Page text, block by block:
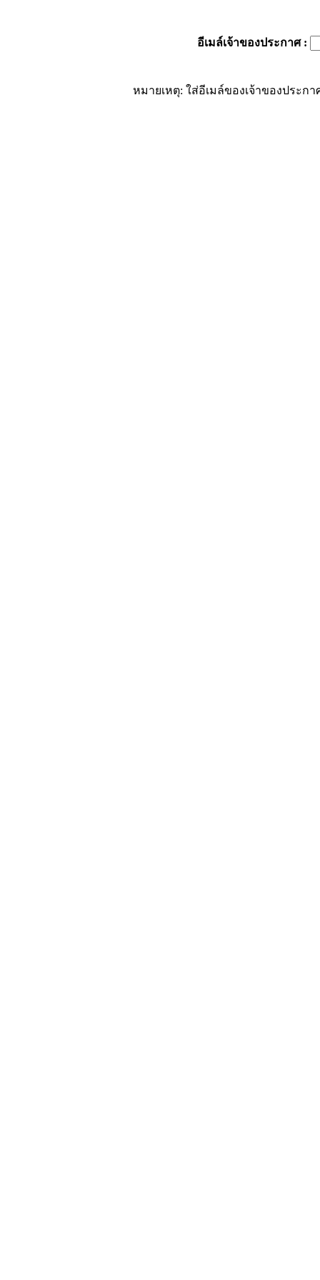
อีเมล์เจ้าของประกาศ:
หมายเหตุ: ใส่อีเมล์ของเจ้าของประก